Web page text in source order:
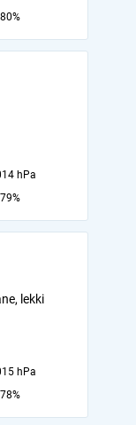
80%
hPa
79%
lekki
hPa
78%